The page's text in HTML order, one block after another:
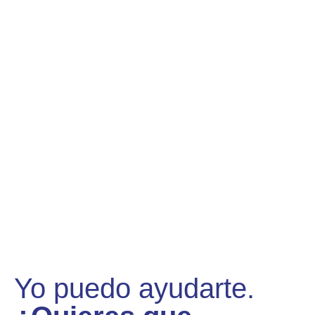
Yo puedo ayudarte.